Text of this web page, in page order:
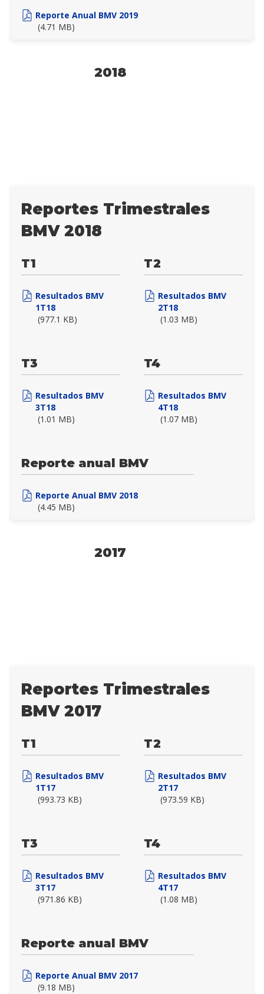
Reporte Anual BMV 2019
(4.71 MB)
2018
Reportes Trimestrales
BMV 2018
T1
Resultados BMV
1T18
(977.1 KB)
T2
Resultados BMV
2T18
(1.03 MB)
T3
Resultados BMV
3T18
(1.01 MB)
T4
Resultados BMV
4T18
(1.07 MB)
Reporte anual BMV
Reporte Anual BMV 2018
(4.45 MB)
2017
Reportes Trimestrales
BMV 2017
T1
Resultados BMV
1T17
(993.73 KB)
T2
Resultados BMV
2T17
(973.59 KB)
T3
Resultados BMV
3T17
(971.86 KB)
T4
Resultados BMV
4T17
(1.08 MB)
Reporte anual BMV
Reporte Anual BMV 2017
(9.18 MB)